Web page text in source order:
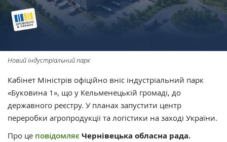
Новий індустріальний парк
Кабінет Міністрів офіційно вніс індустріальний парк
«Буковина 1», що у Кельменецькій громаді, до
державного реєстру. У планах запустити центр
переробки агропродукції та логістики на заході України.
Про це повідомляє Чернівецька обласна рада.